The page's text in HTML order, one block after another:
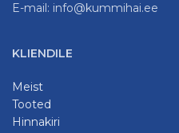
E-mail: info@kummihai.ee
KLIENDILE
Meist
Tooted
Hinnakiri